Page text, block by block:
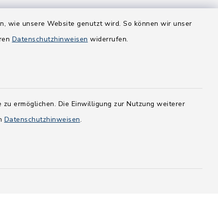
wie unsere Website genutzt wird. So können wir unser
Datenschutzhinweisen widerrufen.
ermöglichen. Die Einwilligung zur Nutzung weiterer
Datenschutzhinweisen.